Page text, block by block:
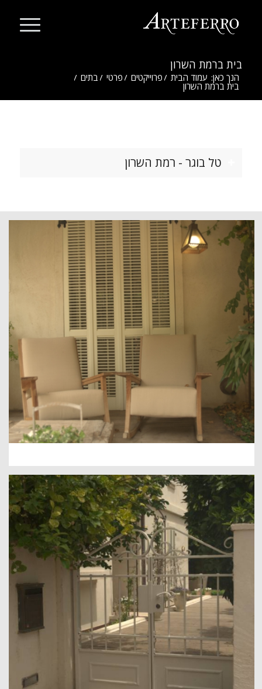
בית ברמת השרון
הנך כאן: עמוד הבית / פרוייקטים / פרטי / בתים /
בית ברמת השרון
טל בוגר - רמת השרון